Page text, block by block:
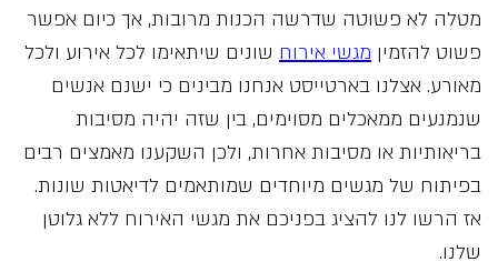
מטלה לא פשוטה שדרשה הכנות מרובות, אך כיום אפשר
פשוט להזמין מגשי אירוח שונים שיתאימו לכל אירוע ולכל
מאורע. אצלנו בארטייסט אנחנו מבינים כי ישנם אנשים
שנמנעים ממאכלים מסוימים, בין שזה יהיה מסיבות
בריאותיות או מסיבות אחרות, ולכן השקענו מאמצים רבים
בפיתוח של מגשים מיוחדים שמותאמים לדיאטות שונות.
אז הרשו לנו להציג בפניכם את מגשי האירוח ללא גלוטן
שלנו.